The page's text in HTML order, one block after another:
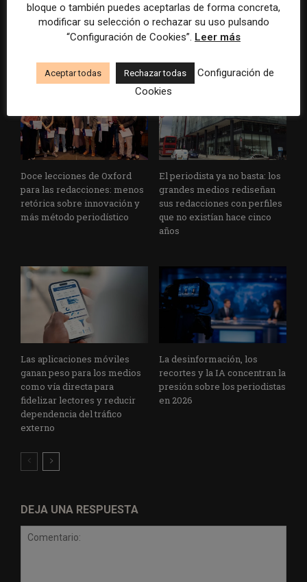
Cuando el lector ya no llega
al medio, el medio tiene que
Usar la IA solo para producir
más rápido no transformará
Doce lecciones de Oxford
para las redacciones: menos
retórica sobre innovación y
más método periodístico
El periodista ya no basta: los
grandes medios rediseñan
sus redacciones con perfiles
que no existían hace cinco
años
Las aplicaciones móviles
ganan peso para los medios
como vía directa para
fidelizar lectores y reducir
dependencia del tráfico
externo
La desinformación, los
recortes y la IA concentran la
presión sobre los periodistas
en 2026
DEJA UNA RESPUESTA
bloque o también puedes aceptarlas de forma concreta,
modificar su selección o rechazar su uso pulsando
“Configuración de Cookies”. Leer más
Aceptar todas Rechazar todas
Configuración de
Cookies